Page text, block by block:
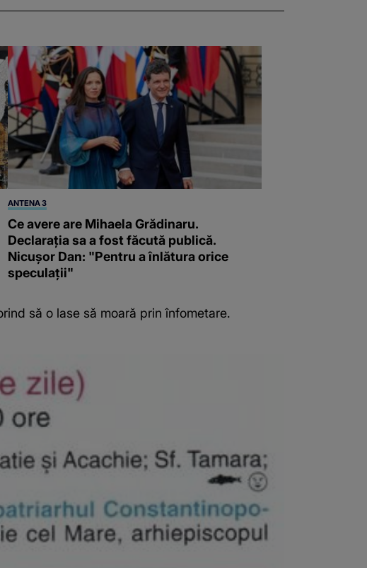
ANTENA 3
Ce avere are Mihaela Grădinaru.
Declarația sa a fost făcută publică.
Nicușor Dan: "Pentru a înlătura orice
speculații"
să o lase să moară prin înfometare.